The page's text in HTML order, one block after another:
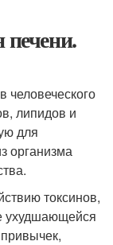
печени.
липидов и
для
организма
токсинов,
ухудшающейся